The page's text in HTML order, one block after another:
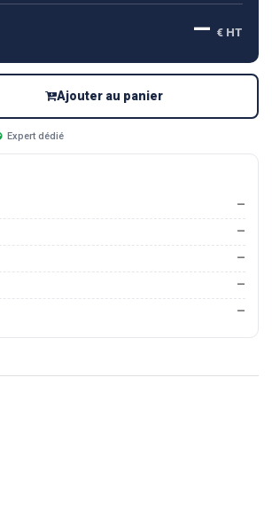
— € HT
Ajouter au panier
Expert dédié
—
—
—
—
—